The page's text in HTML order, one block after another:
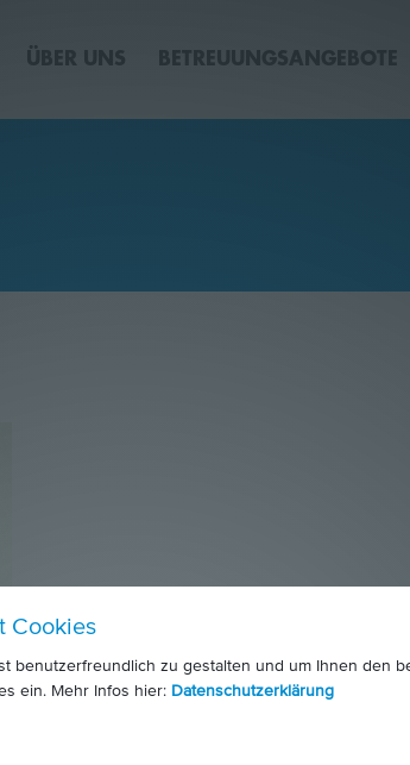
ÜBER UNS BETREUUNGSANGEBOTE
Cookies
benutzerfreundlich zu gestalten und um Ihnen den
ein. Mehr Infos hier: Datenschutzerklärung